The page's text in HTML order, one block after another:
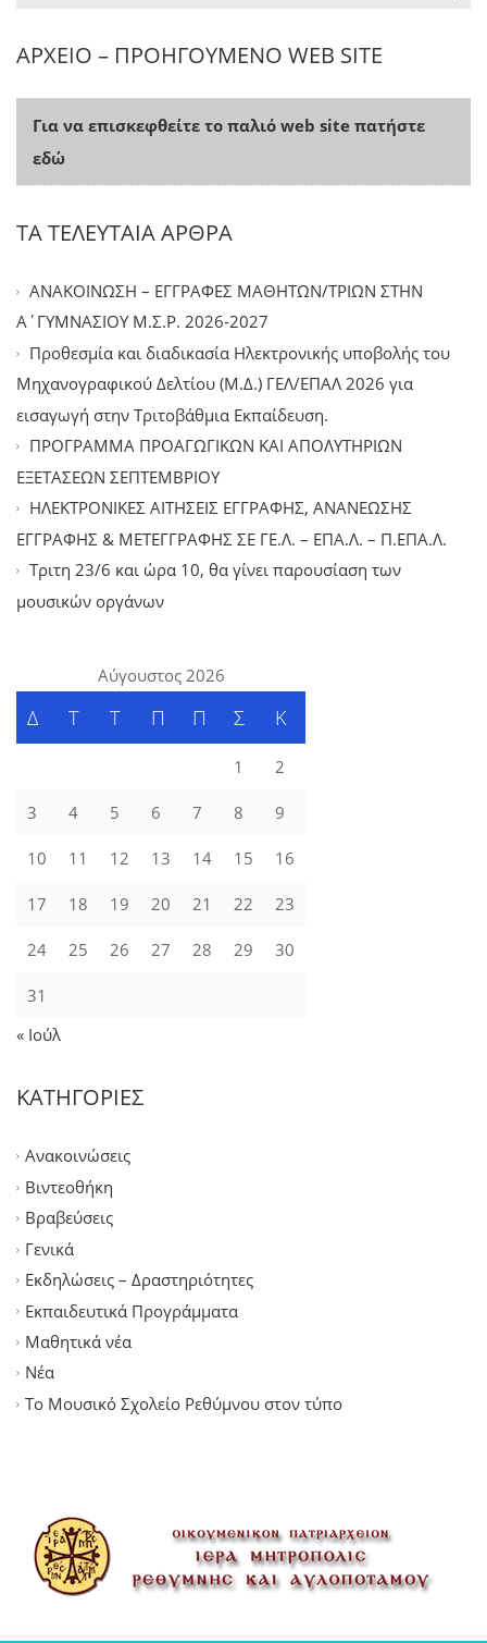
ΑΡΧΕΙΟ – ΠΡΟΗΓΟΥΜΕΝΟ WEB SITE
Για να επισκεφθείτε το παλιό web site πατήστε
εδώ
ΤΑ ΤΕΛΕΥΤΑΙΑ ΑΡΘΡΑ
ΑΝΑΚΟΙΝΩΣΗ – ΕΓΓΡΑΦΕΣ ΜΑΘΗΤΩΝ/ΤΡΙΩΝ ΣΤΗΝ
Α΄ΓΥΜΝΑΣΙΟΥ Μ.Σ.Ρ. 2026-2027
Προθεσμία και διαδικασία Ηλεκτρονικής υποβολής του
Μηχανογραφικού Δελτίου (Μ.Δ.) ΓΕΛ/ΕΠΑΛ 2026 για
εισαγωγή στην Τριτοβάθμια Εκπαίδευση.
ΠΡΟΓΡΑΜΜΑ ΠΡΟΑΓΩΓΙΚΩΝ ΚΑΙ ΑΠΟΛΥΤΗΡΙΩΝ
ΕΞΕΤΑΣΕΩΝ ΣΕΠΤΕΜΒΡΙΟΥ
ΗΛΕΚΤΡΟΝΙΚΕΣ ΑΙΤΗΣΕΙΣ ΕΓΓΡΑΦΗΣ, ΑΝΑΝΕΩΣΗΣ
ΕΓΓΡΑΦΗΣ & ΜΕΤΕΓΓΡΑΦΗΣ ΣΕ ΓΕ.Λ. – ΕΠΑ.Λ. – Π.ΕΠΑ.Λ.
Tριτη 23/6 και ώρα 10, θα γίνει παρουσίαση των
μουσικών οργάνων
Αύγουστος 2026
Δ Τ Τ Π Π Σ Κ
1 2
3 4 5 6 7 8 9
10 11 12 13 14 15 16
17 18 19 20 21 22 23
24 25 26 27 28 29 30
31
« Ιούλ
ΚΑΤΗΓΟΡΙΕΣ
Ανακοινώσεις
Βιντεοθήκη
Βραβεύσεις
Γενικά
Εκδηλώσεις – Δραστηριότητες
Εκπαιδευτικά Προγράμματα
Μαθητικά νέα
Νέα
Το Μουσικό Σχολείο Ρεθύμνου στον τύπο